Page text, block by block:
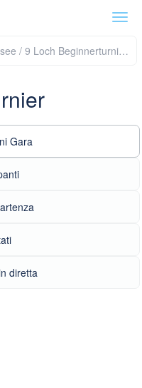
/ 9 Loch Beginnerturnier
Gara
diretta